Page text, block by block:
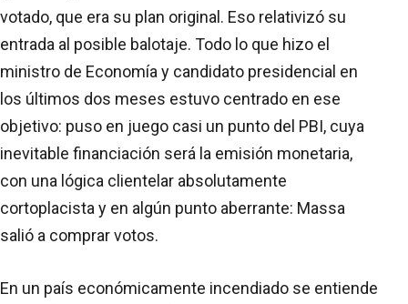
votado, que era su plan original. Eso relativizó su
entrada al posible balotaje. Todo lo que hizo el
ministro de Economía y candidato presidencial en
los últimos dos meses estuvo centrado en ese
objetivo: puso en juego casi un punto del PBI, cuya
inevitable financiación será la emisión monetaria,
con una lógica clientelar absolutamente
cortoplacista y en algún punto aberrante: Massa
salió a comprar votos.
En un país económicamente incendiado se entiende